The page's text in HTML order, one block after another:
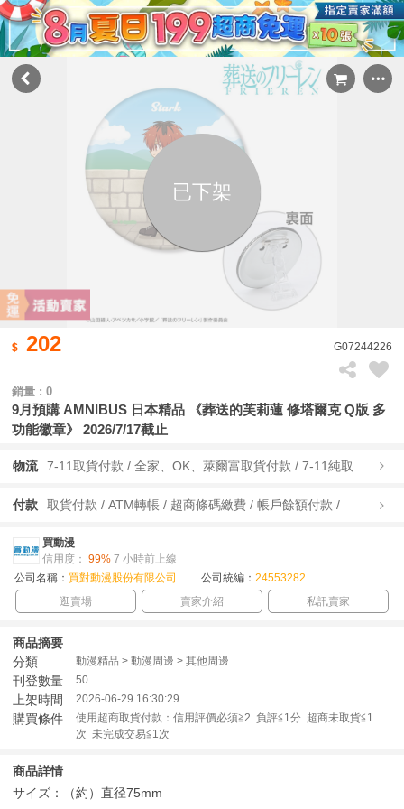
已下架
202 G07244226
銷量 : 0
9月預購 AMNIBUS 日本精品 《葬送的芙莉蓮 修塔爾克 Q版 多
功能徽章》 2026/7/17截止
物流
付款 取貨付款 / ATM轉帳 / 超商條碼繳費 / 帳戶餘額付款 /
買動漫
信用度： 99% 7 小時前上線
公司名稱： 買對動漫股份有限公司 公司統編： 24553282
逛賣場
賣家介紹 私訊賣家
商品摘要
分類
動漫精品 > 動漫周邊 > 其他周邊
刊登數量 50
上架時間 2026-06-29 16:30:29
購買條件
使用超商取貨付款：信用評價必須≧2 負評≦1分 超商未取貨≦1
次 未完成交易≦1次
商品詳情
サイズ：（約）直径75mm